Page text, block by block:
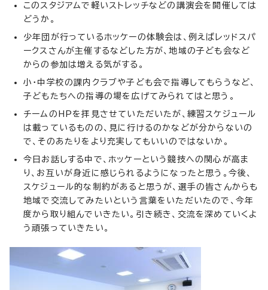
このスタジアムで軽いストレッチなどの講演会を開催しては
どうか。
少年団が行っているホッケーの体験会は、例えばレッドスパ
ークスさんが主催するなどした方が、地域の子ども会など
からの参加は増える気がする。
小・中学校の課内クラブや子ども会で指導してもらうなど、
子どもたちへの指導の場を広げてみられてはと思う。
チームのHPを拝見させていただいたが、練習スケジュール
は載っているものの、見に行けるのかなどが分からないの
で、そのあたりをより充実してもいいのではないか。
今日お話しする中で、ホッケーという競技への関心が高ま
り、お互いが身近に感じられるようになったと思う。今後、
スケジュール的な制約があると思うが、選手の皆さんからも
地域で交流してみたいという言葉をいただいたので、今年
度から取り組んでいきたい。引き続き、交流を深めていくよ
う頑張っていきたい。